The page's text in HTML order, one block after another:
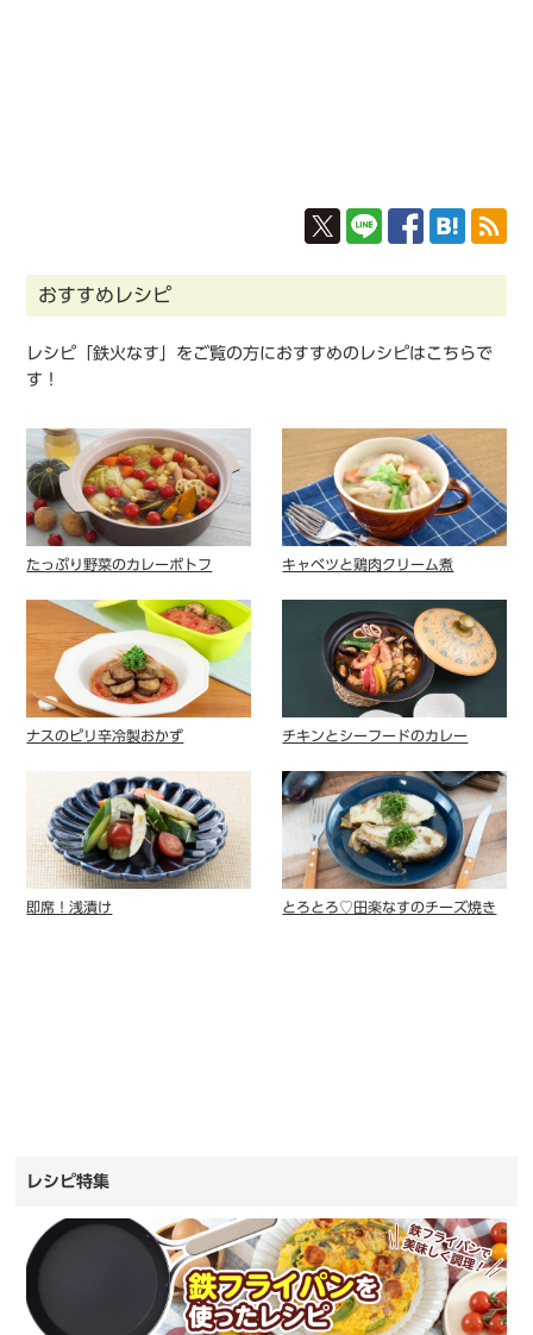
おすすめレシピ
レシピ「鉄火なす」をご覧の方におすすめのレシピはこちらで
す！
たっぷり野菜のカレーポトフ キャベツと鶏⾁クリーム煮
ナスのピリ辛冷製おかず チキンとシーフードのカレー
即席！浅漬け とろとろ♡田楽なすのチーズ焼き
レシピ特集